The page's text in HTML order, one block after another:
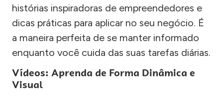
histórias inspiradoras de empreendedores e
dicas práticas para aplicar no seu negócio. É
a maneira perfeita de se manter informado
enquanto você cuida das suas tarefas diárias.
Vídeos: Aprenda de Forma Dinâmica e
Visual